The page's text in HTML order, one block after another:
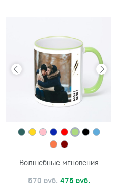
Волшебные мгновения
570 руб. 475 руб.